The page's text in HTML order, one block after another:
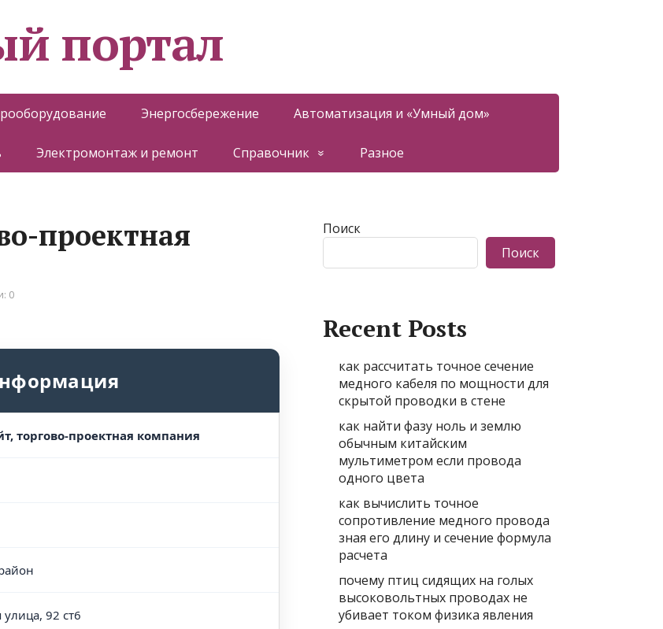
портал
Энергосбережение Автоматизация и «Умный дом»
Электромонтаж и ремонт Справочник Разное
проектная
0
торгово-проектная компания
улица, 92 ст6
Поиск
Поиск
Recent Posts
как рассчитать точное сечение
медного кабеля по мощности для
скрытой проводки в стене
как найти фазу ноль и землю
обычным китайским
мультиметром если провода
одного цвета
как вычислить точное
сопротивление медного провода
зная его длину и сечение формула
расчета
почему птиц сидящих на голых
высоковольтных проводах не
убивает током физика явления